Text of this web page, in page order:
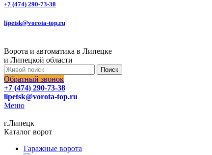
+7 (474) 290-73-38
lipetsk@vorota-top.ru
Ворота и автоматика в Липецке
и Липецкой области
Поиск
Обратный звонок
+7 (474) 290-73-38
lipetsk@vorota-top.ru
Меню
г.Липецк
Каталог ворот
Гаражные ворота